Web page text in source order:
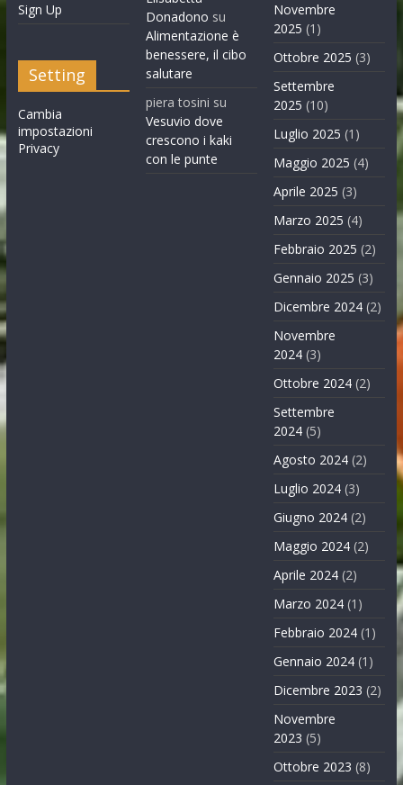
Sign Up
Setting
Cambia
impostazioni
Privacy
Donadono su
Alimentazione è
benessere, il cibo
salutare
piera tosini su
Vesuvio dove
crescono i kaki
con le punte
Novembre
2025 (1)
Ottobre 2025 (3)
Settembre
2025 (10)
Luglio 2025 (1)
Maggio 2025 (4)
Aprile 2025 (3)
Marzo 2025 (4)
Febbraio 2025 (2)
Gennaio 2025 (3)
Dicembre 2024 (2)
Novembre
2024 (3)
Ottobre 2024 (2)
Settembre
2024 (5)
Agosto 2024 (2)
Luglio 2024 (3)
Giugno 2024 (2)
Maggio 2024 (2)
Aprile 2024 (2)
Marzo 2024 (1)
Febbraio 2024 (1)
Gennaio 2024 (1)
Dicembre 2023 (2)
Novembre
2023 (5)
Ottobre 2023 (8)